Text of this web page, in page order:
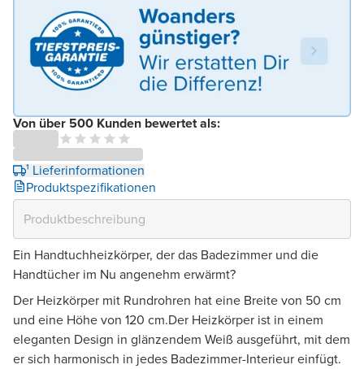
Von über 500 Kunden bewertet als:
¹ Lieferinformationen
Produktspezifikationen
Ein Handtuchheizkörper, der das Badezimmer und die
Handtücher im Nu angenehm erwärmt?
Der Heizkörper mit Rundrohren hat eine Breite von 50 cm
und eine Höhe von 120 cm.Der Heizkörper ist in einem
eleganten Design in glänzendem Weiß ausgeführt, mit dem
er sich harmonisch in jedes Badezimmer-Interieur einfügt.